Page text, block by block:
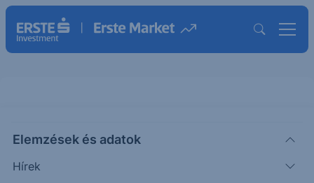
Elemzések és adatok
Hírek
ROCK(USA)
Gibraltar Industries Ord